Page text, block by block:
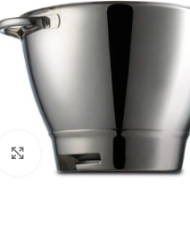
Haga clic para ampliar